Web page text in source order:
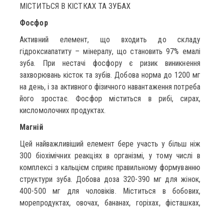
МІСТИТЬСЯ В КІСТКАХ ТА ЗУБАХ
Фосфор
Активний елемент, що входить до складу
гідроксиапатиту – мінералу, що становить 97% емалі
зуба. При нестачі фосфору є ризик виникнення
захворювань кісток та зубів. Добова норма до 1200 мг
на день, і за активного фізичного навантаження потреба
його зростає. Фосфор міститься в рибі, сирах,
кисломолочних продуктах.
Магній
Цей найважливіший елемент бере участь у більш ніж
300 біохімічних реакціях в організмі, у тому числі в
комплексі з кальцієм сприяє правильному формуванню
структури зуба. Добова доза 320-390 мг для жінок,
400-500 мг для чоловіків. Міститься в бобових,
морепродуктах, овочах, бананах, горіхах, фісташках,